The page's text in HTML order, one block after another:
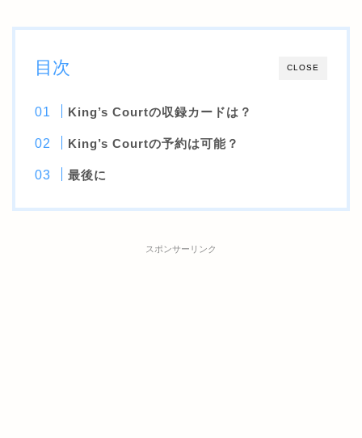
CLOSE
目次
King’s Courtの収録カードは？
King’s Courtの予約は可能？
最後に
スポンサーリンク